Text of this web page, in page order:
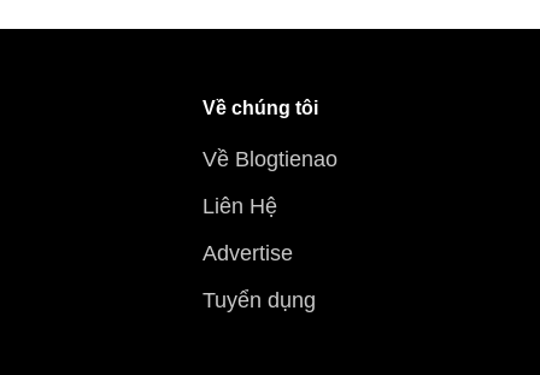
Về chúng tôi
Về Blogtienao
Liên Hệ
Advertise
Tuyển dụng